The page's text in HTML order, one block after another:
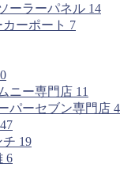
ーラーパネル 14
ーポート 7
ニー専門店 11
パーセブン専門店 4
47
チ 19
6